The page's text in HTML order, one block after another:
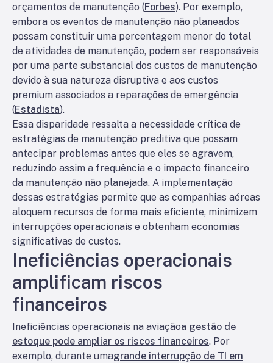
orçamentos de manutenção (Forbes). Por exemplo,
embora os eventos de manutenção não planeados
possam constituir uma percentagem menor do total
de atividades de manutenção, podem ser responsáveis
por uma parte substancial dos custos de manutenção
devido à sua natureza disruptiva e aos custos
premium associados a reparações de emergência
(Estadista).
Essa disparidade ressalta a necessidade crítica de
estratégias de manutenção preditiva que possam
antecipar problemas antes que eles se agravem,
reduzindo assim a frequência e o impacto financeiro
da manutenção não planejada. A implementação
dessas estratégias permite que as companhias aéreas
aloquem recursos de forma mais eficiente, minimizem
interrupções operacionais e obtenham economias
significativas de custos.
Ineficiências operacionais
amplificam riscos
financeiros
Ineficiências operacionais na aviaçãoa gestão de
estoque pode ampliar os riscos financeiros. Por
exemplo, durante umagrande interrupção de TI em